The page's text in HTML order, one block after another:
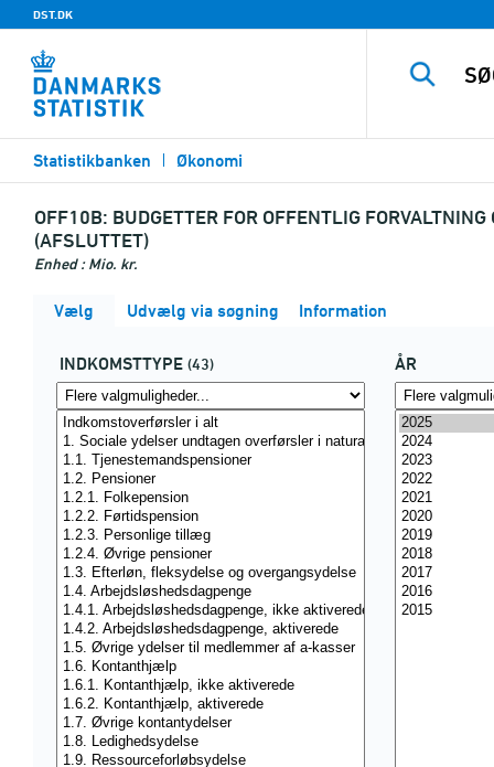
DST.DK
Statistikbanken Økonomi
OFF10B: BUDGETTER FOR OFFENTLIG
(AFSLUTTET)
Enhed : Mio. kr.
Vælg Udvælg via søgning Information
INDKOMSTTYPE (43) ÅR